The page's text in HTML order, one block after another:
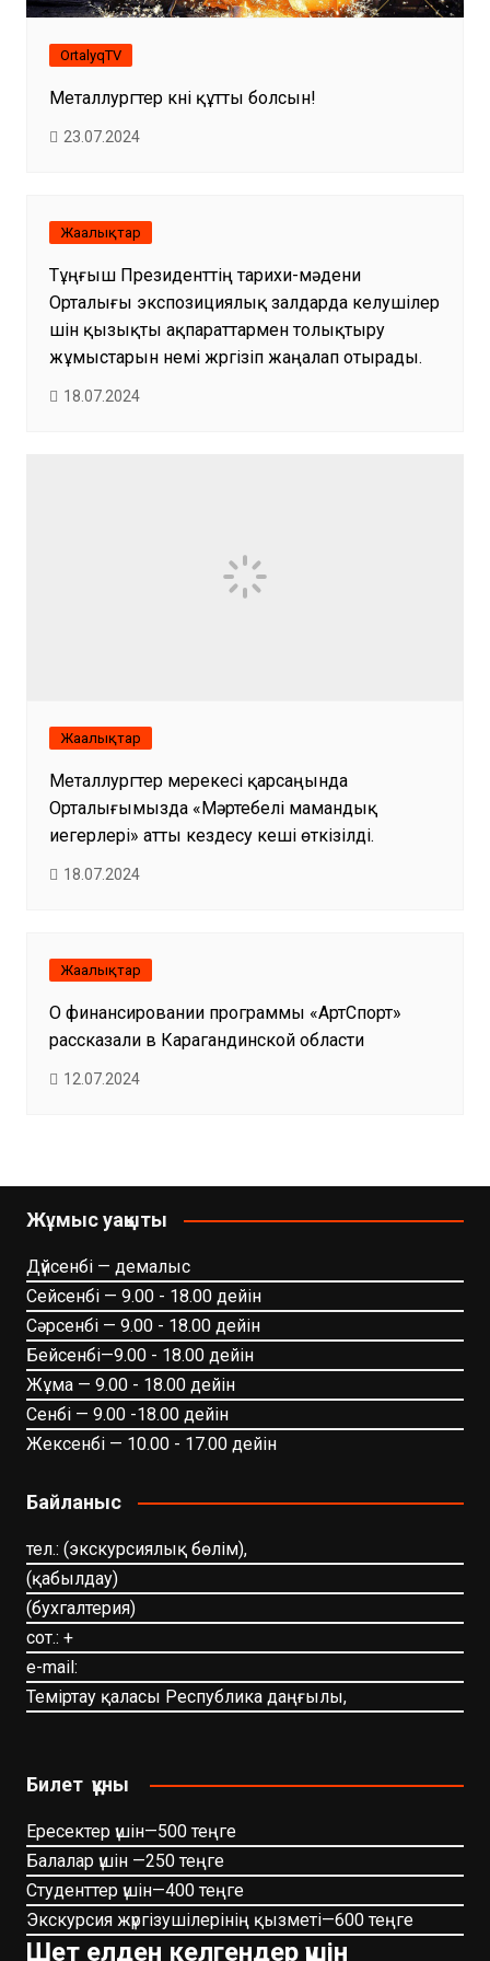
OrtalyqTV
Металлургтер күні құтты болсын!
23.07.2024
Жаңалықтар
Тұңғыш Президенттің тарихи-мәдени
Орталығы экспозициялық залдарда келушілер
үшін қызықты ақпараттармен толықтыру
жұмыстарын үнемі жүргізіп жаңалап отырады.
18.07.2024
Жаңалықтар
Металлургтер мерекесі қарсаңында
Орталығымызда «Мәртебелі мамандық
иегерлері» атты кездесу кеші өткізілді.
18.07.2024
Жаңалықтар
О финансировании программы «АртСпорт»
рассказали в Карагандинской области
12.07.2024
Жұмыс уақыты
Дүйсенбі — демалыс
Сейсенбі — 9.00 - 18.00 дейін
Сәрсенбі — 9.00 - 18.00 дейін
Бейсенбі—9.00 - 18.00 дейін
Жұма — 9.00 - 18.00 дейін
Сенбі — 9.00 -18.00 дейін
Жексенбі — 10.00 - 17.00 дейін
Байланыс
тел.: (экскурсиялық бөлім),
(қабылдау)
(бухгалтерия)
сот.: +
e-mail:
Теміртау қаласы Республика даңғылы,
Билет құны
Ересектер үшін—500 теңге
Балалар үшін —250 теңге
Студенттер үшін—400 теңге
Экскурсия жүргізушілерінің қызметі—600 теңге
Шет елден келгендер үшін